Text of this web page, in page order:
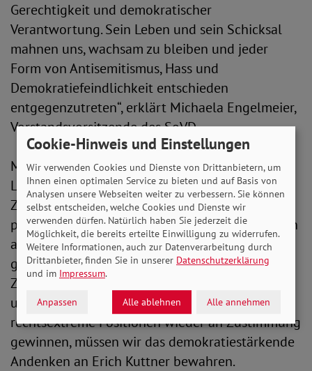
Gerechtigkeit und demokratischer
Verantwortung. Sein Leben und sein Schicksal
mahnen uns, wachsam zu bleiben und jeder
Form von Antisemitismus, Hass und
Demokratiefeindlichkeit entschieden
entgegenzutreten“, erklärt Michaela Engelmeier,
Vorstandsvorsitzende des SoVD.
Mit Blick auf die bevorstehenden
Landtagswahlen und die prognostizierten
Zugewinne extremistischer Kräfte an den
politischen Rändern sieht der SoVD das Erinnern
an Persönlichkeiten wie Erich Kuttner als
gesellschaftliche Verpflichtung. „Gerade in einer
Zeit, in der demokratische Werte zunehmend
unter Druck geraten und populistische sowie
rechtsextreme Positionen wieder an Zustimmung
gewinnen, müssen wir das demokratiestärkende
Andenken an Erich Kuttner bewahren.
Cookie-Hinweis und Einstellungen
Wir verwenden Cookies und Dienste von Drittanbietern, um
Ihnen einen optimalen Service zu bieten und auf Basis von
Analysen unsere Webseiten weiter zu verbessern. Sie können
selbst entscheiden, welche Cookies und Dienste wir
verwenden dürfen. Natürlich haben Sie jederzeit die
Möglichkeit, die bereits erteilte Einwilligung zu widerrufen.
Weitere Informationen, auch zur Datenverarbeitung durch
Drittanbieter, finden Sie in unserer Datenschutzerklärung
und im Impressum.
Anpassen Alle ablehnen Alle annehmen